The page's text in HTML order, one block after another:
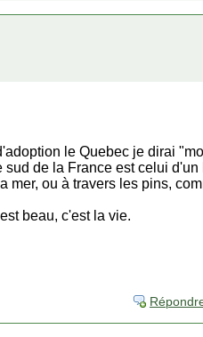
le Quebec je dirai
de la France est celui
mer, ou à travers les pins,
beau, c'est la vie.